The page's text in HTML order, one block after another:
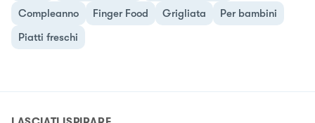
Compleanno
Finger Food Grigliata
Per bambini
Piatti freschi